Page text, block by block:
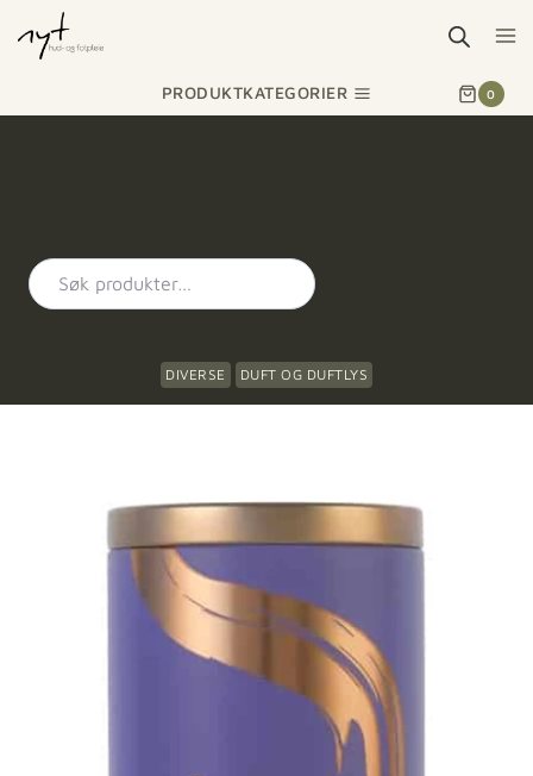
PRODUKTKATEGORIER 0
DIVERSE DUFT OG DUFTLYS